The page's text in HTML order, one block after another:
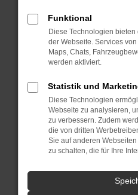
anderen Browser oder
Fenster?
Starte dein Gerät
Das kann manchmal
Stelle sicher, dass
Betriebssystem auf
sind.
Veraltete Software
Sicherheitsrisiko,
unterstützt werden.
Funktional
Diese Technologien
der Webseite. Services
Maps, Chats,
werden aktiviert.
Statistik und
Diese Technologien
Webseite zu analysieren,
zu verbessern. Zudem
die von dritten
Sie auf anderen
zu schalten, die für Ihre